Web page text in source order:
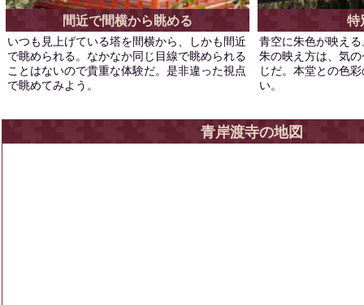
間近で間横から眺める 特
いつも見上げている塔を間横から、しかも間近
で眺められる。なかなか同じ目線で眺められる
ことはないので貴重な体験だ。是非違った視点
で眺めてみよう。
青空に朱色が映え
朱の映え方は、気
じだ。本堂との色
い。
青岸渡寺の地図